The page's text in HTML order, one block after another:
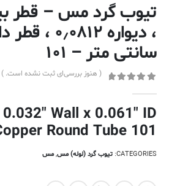
سانتی متر – ۱۰۱
( هنوز بررسی‌ای ثبت نشده است. )
Wall x 0.061″ ID
Round Tube 101
CATEGORIES: تیوب گرد (لوله) مس,مس